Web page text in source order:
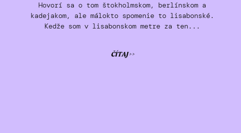
Hovorí sa o tom štokholmskom, berlínskom a
kadejakom, ale málokto spomenie to lisabonské.
Kedže som v lisabonskom metre za ten...
ČÍTAJ >>